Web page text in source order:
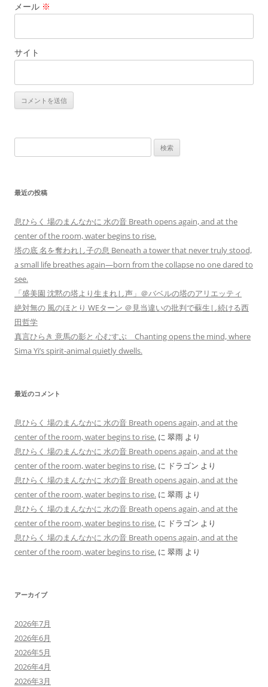
メール ※
サイト
索:
最近の投稿
息ひらく 場のまんなかに 水の音 Breath opens again, and at the
center of the room, water begins to rise.
塔の底 名を奪われし子の息 Beneath a tower that never truly stood,
a small life breathes again—born from the collapse no one dared to
see.
「盛美園 沈黙の塔より生まれし声」＠バベルの塔のアリエッティ
絶対無の 風のほとり WEターン ＠見当違いの批判で蘇生し続ける西
田哲学
真言ひらき 意馬の影と 心むすぶ Chanting opens the mind, where
Sima Yi’s spirit-animal quietly dwells.
最近のコメント
息ひらく 場のまんなかに 水の音 Breath opens again, and at the
center of the room, water begins to rise. に 翠雨 より
息ひらく 場のまんなかに 水の音 Breath opens again, and at the
center of the room, water begins to rise. に ドラゴン より
息ひらく 場のまんなかに 水の音 Breath opens again, and at the
center of the room, water begins to rise. に 翠雨 より
息ひらく 場のまんなかに 水の音 Breath opens again, and at the
center of the room, water begins to rise. に ドラゴン より
息ひらく 場のまんなかに 水の音 Breath opens again, and at the
center of the room, water begins to rise. に 翠雨 より
アーカイブ
2026年7月
2026年6月
2026年5月
2026年4月
2026年3月